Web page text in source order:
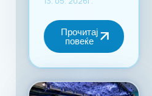
Прочитај
повеќе